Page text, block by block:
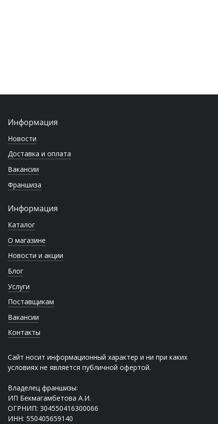
Информация
Новости
Доставка и оплата
Вакансии
Франшиза
Информация
Каталог
О магазине
Новости и акции
Блог
Услуги
Поставщикам
Вакансии
Контакты
Сайт носит информационный характер и ни при каких
условиях не является публичной офертой.
Владелец франшизы:
ИП Бекмагамбетова А.И.
ОГРНИП: 304550416300066
ИНН: 550405659140